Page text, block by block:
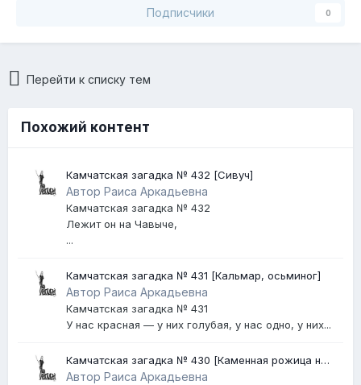
Подписчики 0
Перейти к списку тем
Похожий контент
Камчатская загадка № 432 [Сивуч]
Автор Раиса Аркадьевна
Камчатская загадка № 432
Лежит он на Чавыче,
...
Камчатская загадка № 431 [Кальмар, осьминог]
Автор Раиса Аркадьевна
Камчатская загадка № 431
У нас красная — у них голубая, у нас одно, у них...
Камчатская загадка № 430 [Каменная рожица на
Авачинском вулкане]
Автор Раиса Аркадьевна